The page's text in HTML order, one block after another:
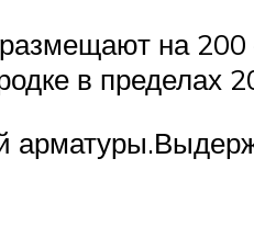
на
в пределах